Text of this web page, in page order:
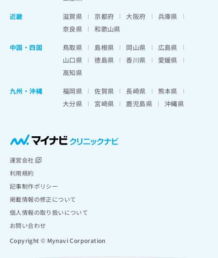
近畿
滋賀県 京都府 大阪府
兵庫県
奈良県
和歌山県
中国・四国
鳥取県 島根県 岡山県
広島県
山口県
徳島県 香川県
愛媛県
高知県
九州・沖縄
福岡県 佐賀県 長崎県
熊本県
大分県
宮崎県 鹿児島県 沖縄県
運営会社
利用規約
記事制作ポリシー
掲載情報の修正について
個人情報の取り扱いについて
お問い合わせ
Copyright © Mynavi Corporation